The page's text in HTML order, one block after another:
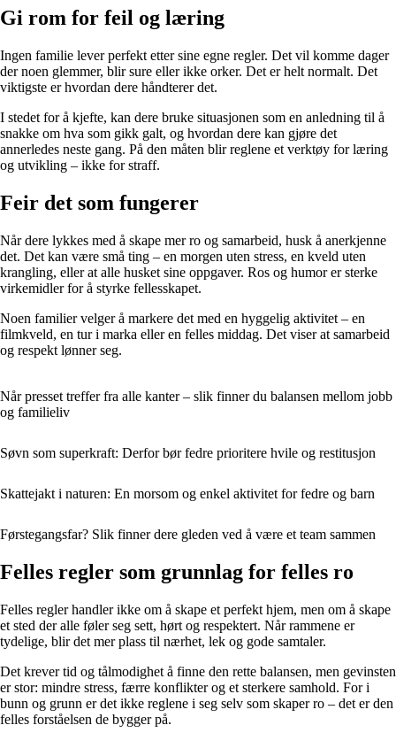
Gi rom for feil og læring
Ingen familie lever perfekt etter sine egne regler. Det vil komme dager
der noen glemmer, blir sure eller ikke orker. Det er helt normalt. Det
viktigste er hvordan dere håndterer det.
I stedet for å kjefte, kan dere bruke situasjonen som en anledning til å
snakke om hva som gikk galt, og hvordan dere kan gjøre det
annerledes neste gang. På den måten blir reglene et verktøy for læring
og utvikling – ikke for straff.
Feir det som fungerer
Når dere lykkes med å skape mer ro og samarbeid, husk å anerkjenne
det. Det kan være små ting – en morgen uten stress, en kveld uten
krangling, eller at alle husket sine oppgaver. Ros og humor er sterke
virkemidler for å styrke fellesskapet.
Noen familier velger å markere det med en hyggelig aktivitet – en
filmkveld, en tur i marka eller en felles middag. Det viser at samarbeid
og respekt lønner seg.
Når presset treffer fra alle kanter – slik finner du balansen mellom jobb
og familieliv
Søvn som superkraft: Derfor bør fedre prioritere hvile og restitusjon
Skattejakt i naturen: En morsom og enkel aktivitet for fedre og barn
Førstegangsfar? Slik finner dere gleden ved å være et team sammen
Felles regler som grunnlag for felles ro
Felles regler handler ikke om å skape et perfekt hjem, men om å skape
et sted der alle føler seg sett, hørt og respektert. Når rammene er
tydelige, blir det mer plass til nærhet, lek og gode samtaler.
Det krever tid og tålmodighet å finne den rette balansen, men gevinsten
er stor: mindre stress, færre konflikter og et sterkere samhold. For i
bunn og grunn er det ikke reglene i seg selv som skaper ro – det er den
felles forståelsen de bygger på.